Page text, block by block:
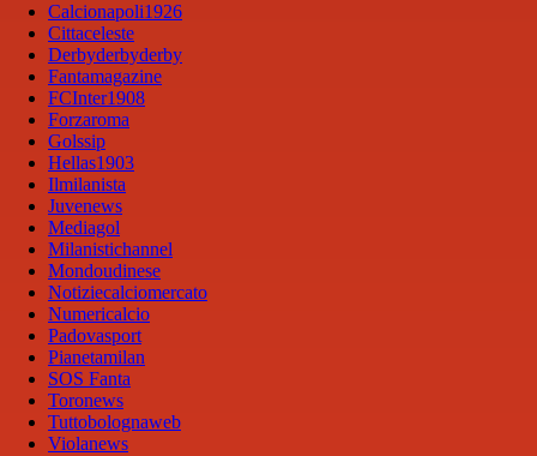
Calcionapoli1926
Cittaceleste
Derbyderbyderby
Fantamagazine
FCInter1908
Forzaroma
Golssip
Hellas1903
Ilmilanista
Juvenews
Mediagol
Milanistichannel
Mondoudinese
Notiziecalciomercato
Numericalcio
Padovasport
Pianetamilan
SOS Fanta
Toronews
Tuttobolognaweb
Violanews